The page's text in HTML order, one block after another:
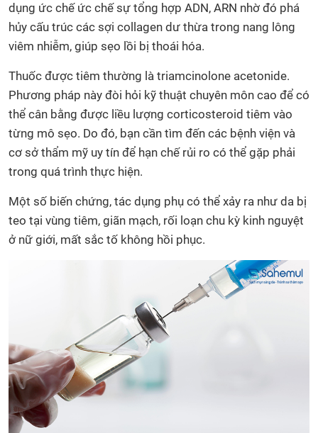
dụng ức chế ức chế sự tổng hợp ADN, ARN nhờ đó phá
hủy cấu trúc các sợi collagen dư thừa trong nang lông
viêm nhiễm, giúp sẹo lồi bị thoái hóa.
Thuốc được tiêm thường là triamcinolone acetonide.
Phương pháp này đòi hỏi kỹ thuật chuyên môn cao để có
thể cân bằng được liều lượng corticosteroid tiêm vào
từng mô sẹo. Do đó, bạn cần tìm đến các bệnh viện và
cơ sở thẩm mỹ uy tín để hạn chế rủi ro có thể gặp phải
trong quá trình thực hiện.
Một số biến chứng, tác dụng phụ có thể xảy ra như da bị
teo tại vùng tiêm, giãn mạch, rối loạn chu kỳ kinh nguyệt
ở nữ giới, mất sắc tố không hồi phục.